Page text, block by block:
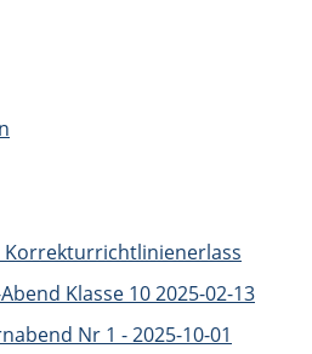
Korrekturrichtlinienerlass
Klasse 10 2025-02-13
Nr 1 - 2025-10-01